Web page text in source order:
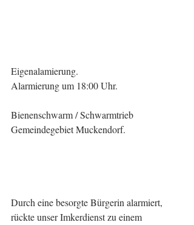
Eigenalamierung.
Alarmierung um 18:00 Uhr.
Bienenschwarm / Schwarmtrieb
Gemeindegebiet Muckendorf.
Durch eine besorgte Bürgerin alarmiert,
rückte unser Imkerdienst zu einem